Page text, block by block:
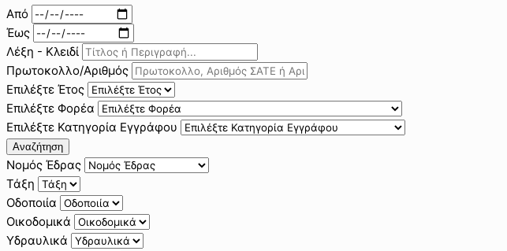
Από
Έως
Λέξη - Κλειδί
Πρωτοκολλο/Αριθμός
Επιλέξτε Έτος
Επιλέξτε Φορέα
Επιλέξτε Κατηγορία Εγγράφου
Αναζήτηση
Νομός Έδρας
Τάξη
Οδοποιία
Οικοδομικά
Υδραυλικά